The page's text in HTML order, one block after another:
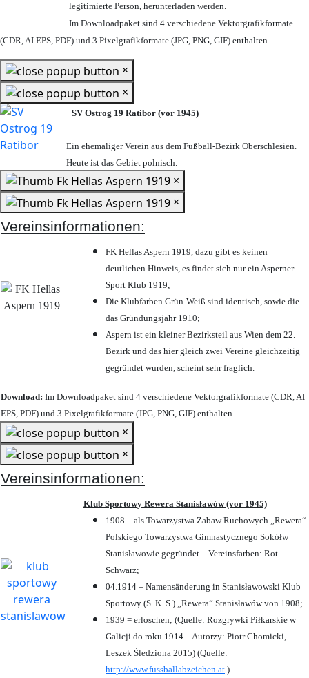
legitimierte Person, herunterladen werden.
Im Downloadpaket sind 4 verschiedene Vektorgrafikformate
(CDR, AI EPS, PDF) und 3 Pixelgrafikformate (JPG, PNG, GIF) enthalten.
×
×
SV Ostrog 19 Ratibor (vor 1945)
Ein ehemaliger Verein aus dem Fußball-Bezirk Oberschlesien.
Heute ist das Gebiet polnisch.
×
×
Vereinsinformationen:
FK Hellas Aspern 1919, dazu gibt es keinen
deutlichen Hinweis, es findet sich nur ein Asperner
Sport Klub 1919;
Die Klubfarben Grün-Weiß sind identisch, sowie die
das Gründungsjahr 1910;
Aspern ist ein kleiner Bezirksteil aus Wien dem 22.
Bezirk und das hier gleich zwei Vereine gleichzeitig
gegründet wurden, scheint sehr fraglich.
Download: Im Downloadpaket sind 4 verschiedene Vektorgrafikformate (CDR, AI
EPS, PDF) und 3 Pixelgrafikformate (JPG, PNG, GIF) enthalten.
×
×
Vereinsinformationen:
Klub Sportowy Rewera Stanisławów (vor 1945)
1908 = als Towarzystwa Zabaw Ruchowych „Rewera“
Polskiego Towarzystwa Gimnastycznego Sokółw
Stanisławowie gegründet – Vereinsfarben: Rot-
Schwarz;
04.1914 = Namensänderung in Stanisławowski Klub
Sportowy (S. K. S.) „Rewera“ Stanisławów von 1908;
1939 = erloschen; (Quelle: Rozgrywki Piłkarskie w
Galicji do roku 1914 – Autorzy: Piotr Chomicki,
Leszek Śledziona 2015) (Quelle:
http://www.fussballabzeichen.at )